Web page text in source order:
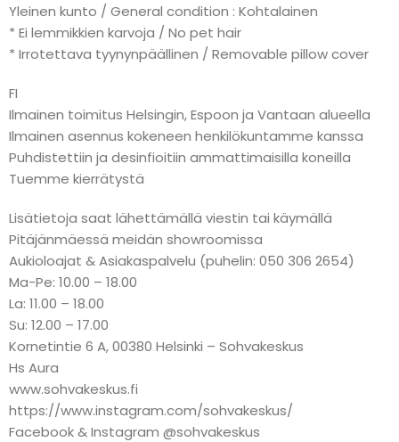
Yleinen kunto / General condition : Kohtalainen
* Ei lemmikkien karvoja / No pet hair
* Irrotettava tyynynpäällinen / Removable pillow cover
FI
Ilmainen toimitus Helsingin, Espoon ja Vantaan alueella
Ilmainen asennus kokeneen henkilökuntamme kanssa
Puhdistettiin ja desinfioitiin ammattimaisilla koneilla
Tuemme kierrätystä
Lisätietoja saat lähettämällä viestin tai käymällä
Pitäjänmäessä meidän showroomissa
Aukioloajat & Asiakaspalvelu (puhelin: 050 306 2654)
Ma-Pe: 10.00 – 18.00
La: 11.00 – 18.00
Su: 12.00 – 17.00
Kornetintie 6 A, 00380 Helsinki – Sohvakeskus
Hs Aura
www.sohvakeskus.fi
https://www.instagram.com/sohvakeskus/
Facebook & Instagram @sohvakeskus